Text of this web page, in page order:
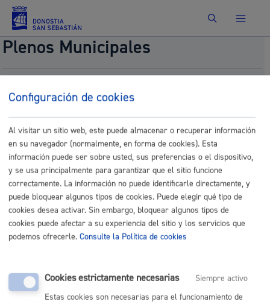
Buscar
Plenos Municipales
EH BILDU, para la modificación de la Ordenanza
Fiscal reguladora de las Tasas por la Prestación
del Servicio para el Suministro de Agua. (Art.8)
Fecha del pleno:09/25/2025
Comisión:Comisión de Hacienda
Documentos
38.- 758.-EHBildu_AP_URA_art_8_eu_SIN.pdf
38.- 758.-EHBildu_AP_URA_art_8_SIN.pdf
Comunícate con el Ayuntamiento de Donostia / San
Sebastián
Configuración de cookies
Al visitar un sitio web, este puede almacenar o recuperar información
en su navegador (normalmente, en forma de cookies). Esta
información puede ser sobre usted, sus preferencias o el dispositivo,
y se usa principalmente para garantizar que el sitio funcione
correctamente. La información no puede identificarle directamente, y
puede bloquear algunos tipos de cookies. Puede elegir qué tipo de
cookies desea activar. Sin embargo, bloquear algunos tipos de
cookies puede afectar a su experiencia del sitio y los servicios que
podemos ofrecerle. Consulte la Política de cookies
Cookies estrictamente necesarias
Siempre activo
Estas cookies son necesarias para el funcionamiento de